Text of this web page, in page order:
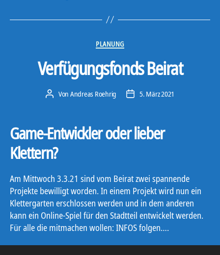
Kategorien
PLANUNG
Verfügungsfonds Beirat
Beitragsautor
Von Andreas Roehrig Veröffentlichungsdatum
5. März 2021
Game-Entwickler oder lieber
Klettern?
Am Mittwoch 3.3.21 sind vom Beirat zwei spannende
Projekte bewilligt worden. In einem Projekt wird nun ein
Klettergarten erschlossen werden und in dem anderen
kann ein Online-Spiel für den Stadtteil entwickelt werden.
Für alle die mitmachen wollen: INFOS folgen….